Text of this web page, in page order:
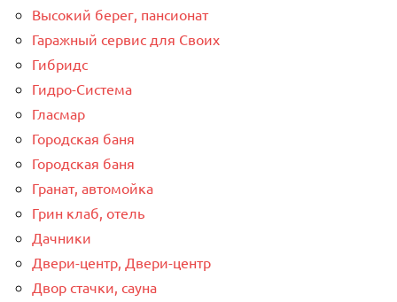
Высокий берег, пансионат
Гаражный сервис для Своих
Гибридс
Гидро-Система
Гласмар
Городская баня
Городская баня
Гранат, автомойка
Грин клаб, отель
Дачники
Двери-центр, Двери-центр
Двор стачки, сауна